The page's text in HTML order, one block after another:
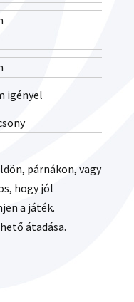
igényel
párnákon, vagy
hogy jól
a játék.
átadása.